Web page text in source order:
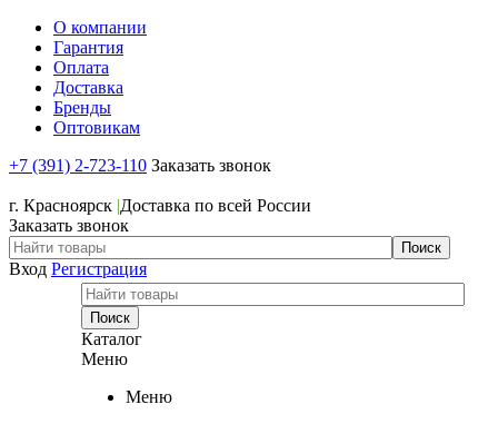
О компании
Гарантия
Оплата
Доставка
Бренды
Оптовикам
+7 (391) 2-723-110 Заказать звонок
г. Красноярск |Доставка по всей России
Заказать звонок
Вход Регистрация
Каталог
Меню
Меню